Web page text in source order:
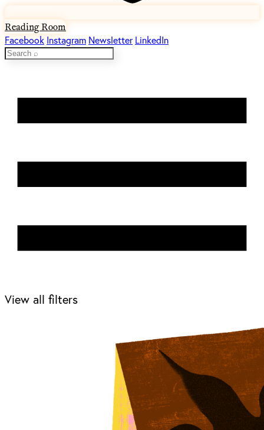
Reading Room
Facebook Instagram Newsletter LinkedIn
View all filters